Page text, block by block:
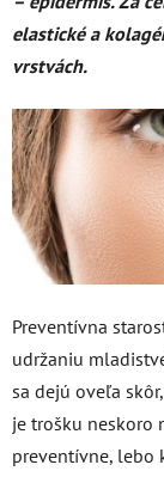
elastické a
vrstvách.
Preventívna
udržaniu
sa dejú oveľa
je trošku neskoro
preventívne, lebo